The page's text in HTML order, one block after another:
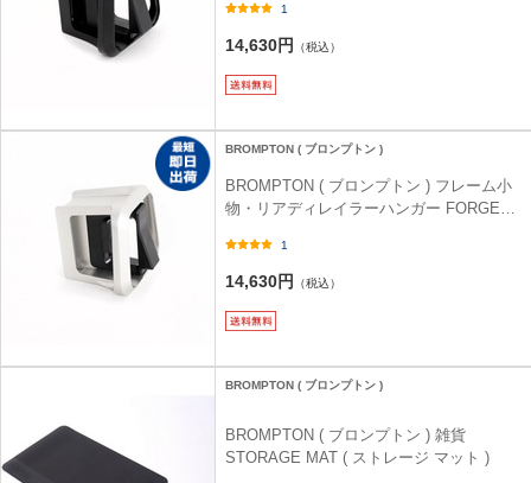
ロントキャリアブロック ) ブラック
1
14,630円 （税込）
BROMPTON ( ブロンプトン )
BROMPTON ( ブロンプトン ) フレーム小
物・リアディレイラーハンガー FORGED
ロントキャリアブロック ) シルバー
1
14,630円 （税込）
BROMPTON ( ブロンプトン )
BROMPTON ( ブロンプトン ) 雑貨
STORAGE MAT ( ストレージ マット )